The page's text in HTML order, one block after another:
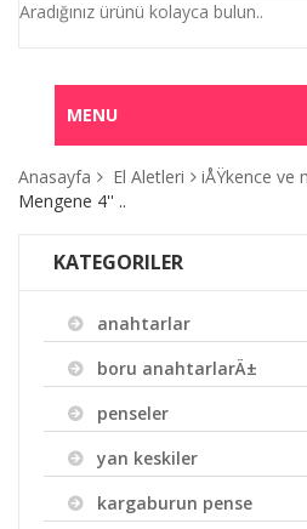
MENU
Anasayfa El Aletleri iÅŸkence ve
Mengene 4'' ..
KATEGORILER
anahtarlar
boru anahtarlarÄ±
penseler
yan keskiler
kargaburun pense